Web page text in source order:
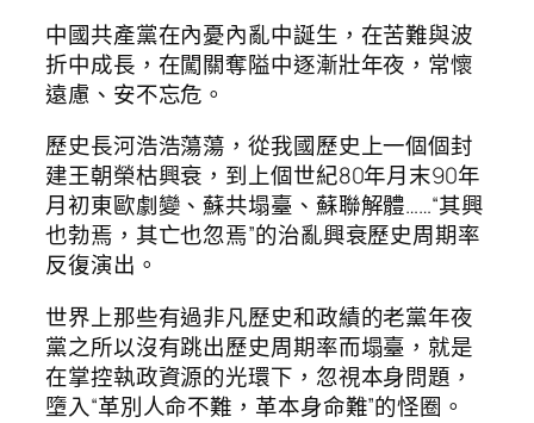
中國共產黨在內憂內亂中誕生，在苦難與波
折中成長，在闖關奪隘中逐漸壯年夜，常懷
遠慮、安不忘危。
歷史長河浩浩蕩蕩，從我國歷史上一個個封
建王朝榮枯興衰，到上個世紀80年月末90年
月初東歐劇變、蘇共塌臺、蘇聯解體……“其興
也勃焉，其亡也忽焉”的治亂興衰歷史周期率
反復演出。
世界上那些有過非凡歷史和政績的老黨年夜
黨之所以沒有跳出歷史周期率而塌臺，就是
在掌控執政資源的光環下，忽視本身問題，
墮入“革別人命不難，革本身命難”的怪圈。